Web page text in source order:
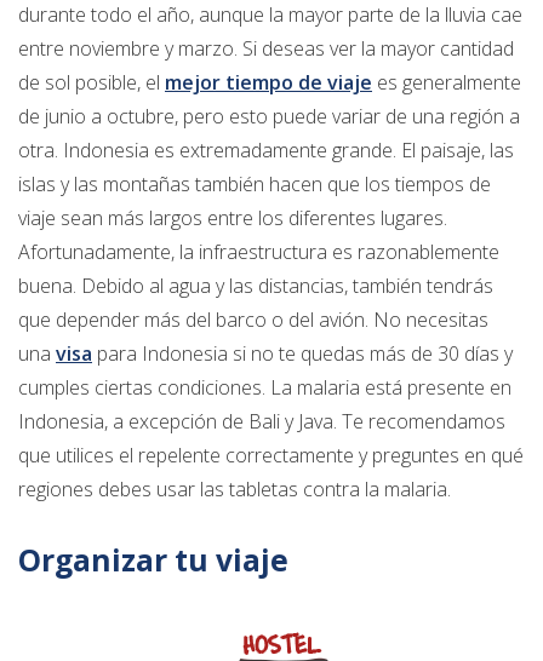
durante todo el año, aunque la mayor parte de la lluvia cae
entre noviembre y marzo. Si deseas ver la mayor cantidad
de sol posible, el mejor tiempo de viaje es generalmente
de junio a octubre, pero esto puede variar de una región a
otra. Indonesia es extremadamente grande. El paisaje, las
islas y las montañas también hacen que los tiempos de
viaje sean más largos entre los diferentes lugares.
Afortunadamente, la infraestructura es razonablemente
buena. Debido al agua y las distancias, también tendrás
que depender más del barco o del avión. No necesitas
una visa para Indonesia si no te quedas más de 30 días y
cumples ciertas condiciones. La malaria está presente en
Indonesia, a excepción de Bali y Java. Te recomendamos
que utilices el repelente correctamente y preguntes en qué
regiones debes usar las tabletas contra la malaria.
Organizar tu viaje